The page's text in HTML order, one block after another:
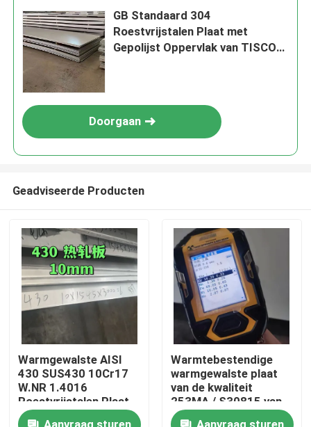
GB Standaard 304
Roestvrijstalen Plaat met
Gepolijst Oppervlak van TISCO
Doorgaan
Geadviseerde Producten
Warmgewalste AISI
430 SUS430 10Cr17
W.NR 1.4016
Roestvrijstalen Plaat
10*1500*6000 NO.1
Aanvraag sturen
Warmtebestendige
warmgewalste plaat
van de kwaliteit
253MA / S30815 van
roestvrij staal
Aanvraag sturen